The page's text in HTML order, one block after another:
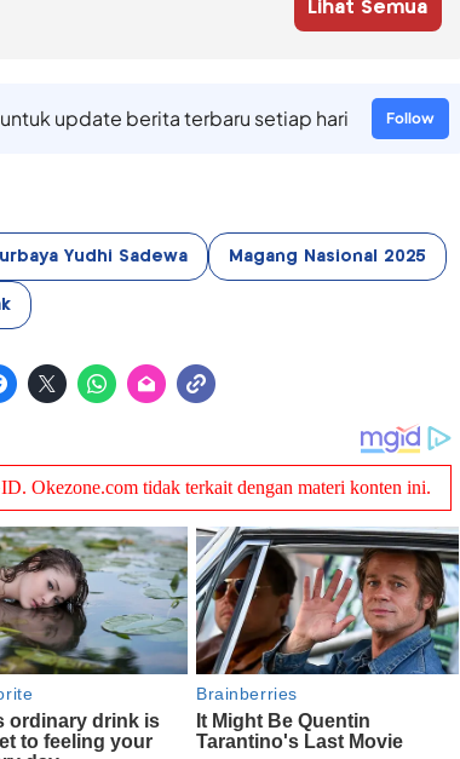
Lihat Semua
update berita terbaru setiap hari Follow
Yudhi Sadewa Magang Nasional 2025